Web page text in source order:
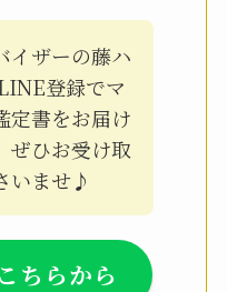
イザーの藤ハ
登録でマ
定書をお届け
ぜひお受け取
いませ♪
ちらから